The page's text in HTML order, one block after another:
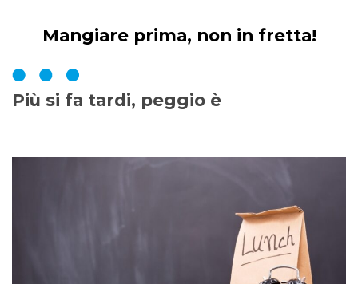
Mangiare prima, non in fretta!
Più si fa tardi, peggio è